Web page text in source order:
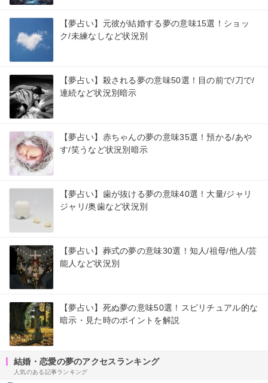
【夢占い】元彼が結婚する夢の意味15選！ショッ
ク/未練なしなど状況別
【夢占い】殺される夢の意味50選！目の前で/刀で/
連続など状況別暗示
【夢占い】赤ちゃんの夢の意味35選！預かる/あや
す/笑うなど状況別暗示
【夢占い】歯が抜ける夢の意味40選！大量/ジャリ
ジャリ/奥歯など状況別
【夢占い】葬式の夢の意味30選！知人/祖母/他人/芸
能人など状況別
【夢占い】死ぬ夢の意味50選！スピリチュアル的な
暗示・見た時のポイントを解説
結婚・恋愛の夢のアクセスランキング
人気のある記事ランキング